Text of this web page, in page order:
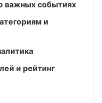
важных событиях
и
и рейтинг